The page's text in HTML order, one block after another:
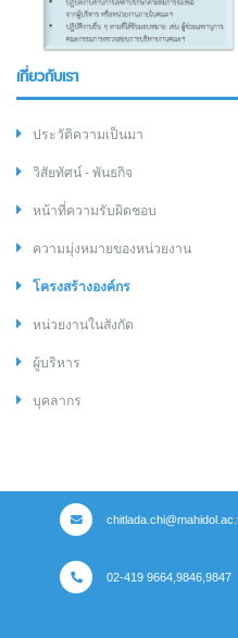
เกี่ยวกับเรา
ประวัติความเป็นมา
วิสัยทัศน์ - พันธกิจ
หน้าที่ความรับผิดชอบ
ความมุ่งหมายของหน่วยงาน
โครงสร้างองค์กร
หน่วยงานในสังกัด
ผู้บริหาร
บุคลากร
02-419 9664,9846,9847